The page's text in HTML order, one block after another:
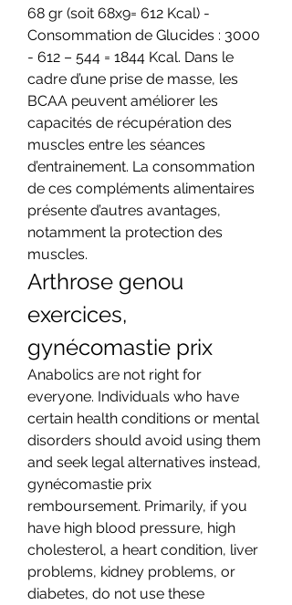
68 gr (soit 68x9= 612 Kcal) -
Consommation de Glucides : 3000
- 612 – 544 = 1844 Kcal. Dans le
cadre d’une prise de masse, les
BCAA peuvent améliorer les
capacités de récupération des
muscles entre les séances
d’entrainement. La consommation
de ces compléments alimentaires
présente d’autres avantages,
notamment la protection des
muscles.
Arthrose genou
exercices,
gynécomastie prix
Anabolics are not right for
everyone. Individuals who have
certain health conditions or mental
disorders should avoid using them
and seek legal alternatives instead,
gynécomastie prix
remboursement. Primarily, if you
have high blood pressure, high
cholesterol, a heart condition, liver
problems, kidney problems, or
diabetes, do not use these